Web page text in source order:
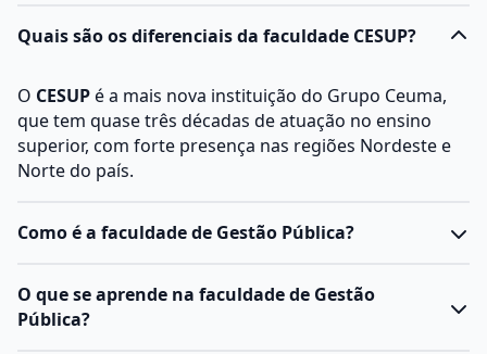
Quais são os diferenciais da faculdade CESUP?
O CESUPé a mais nova instituição do Grupo Ceuma,
que tem quase três décadas de atuação no ensino
superior, com forte presença nas regiões Nordeste e
Norte do país.
Como é a faculdade de Gestão Pública?
O curso de Gestão Públicaprepara profissionais para
gerir os recursos do Estado
implementar
O que se aprende na faculdade de Gestão
Pública?